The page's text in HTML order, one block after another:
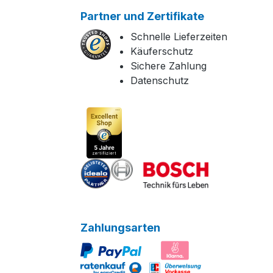
Partner und Zertifikate
Schnelle Lieferzeiten
Käuferschutz
Sichere Zahlung
Datenschutz
Zahlungsarten